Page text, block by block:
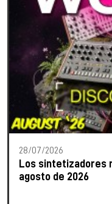
28/07/2026
Los sintetizadores
agosto de 2026